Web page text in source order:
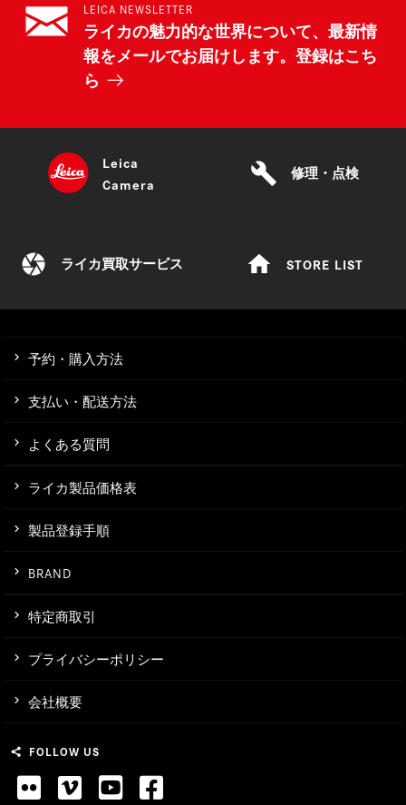
LEICA NEWSLETTER
ライカの魅力的な世界について、最新情
報をメールでお届けします。登録はこち
ら
Leica
Camera
build 修理・点検
camera ライカ買取サービス home STORE LIST
予約・購入方法
支払い・配送方法
よくある質問
ライカ製品価格表
製品登録手順
BRAND
特定商取引
プライバシーポリシー
会社概要
share FOLLOW US